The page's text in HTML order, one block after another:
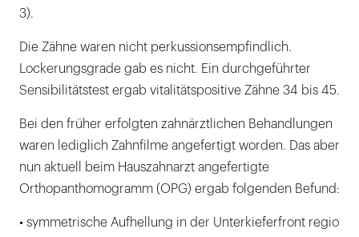
3).
Die Zähne waren nicht perkussionsempfindlich.
Lockerungsgrade gab es nicht. Ein durchgeführter
Sensibilitätstest ergab vitalitätspositive Zähne 34 bis 45.
Bei den früher erfolgten zahnärztlichen Behandlungen
waren lediglich Zahnfilme angefertigt worden. Das aber
nun aktuell beim Hauszahnarzt angefertigte
Orthopanthomogramm (OPG) ergab folgenden Befund:
• symmetrische Aufhellung in der Unterkieferfront regio